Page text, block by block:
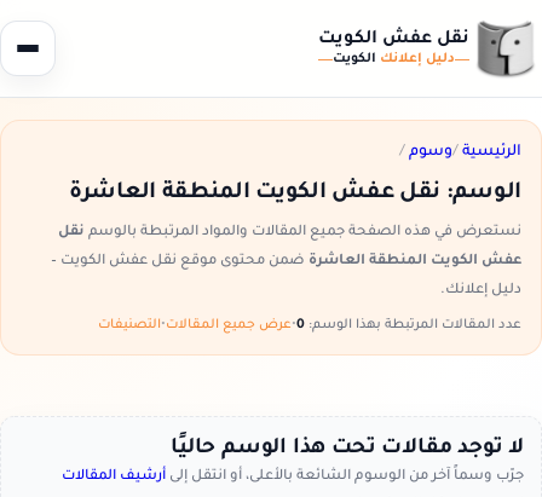
نقل عفش الكويت
دليل إعلانك الكويت
الرئيسية /وسوم /
الوسم: نقل عفش الكويت المنطقة العاشرة
نستعرض في هذه الصفحة جميع المقالات والمواد المرتبطة بالوسم نقل
عفش الكويت المنطقة العاشرة ضمن محتوى موقع نقل عفش الكويت –
دليل إعلانك.
عدد المقالات المرتبطة بهذا الوسم: •عرض جميع المقالات•التصنيفات
لا توجد مقالات تحت هذا الوسم حاليًا
جرّب وسماً آخر من الوسوم الشائعة بالأعلى، أو انتقل إلى أرشيف المقالات